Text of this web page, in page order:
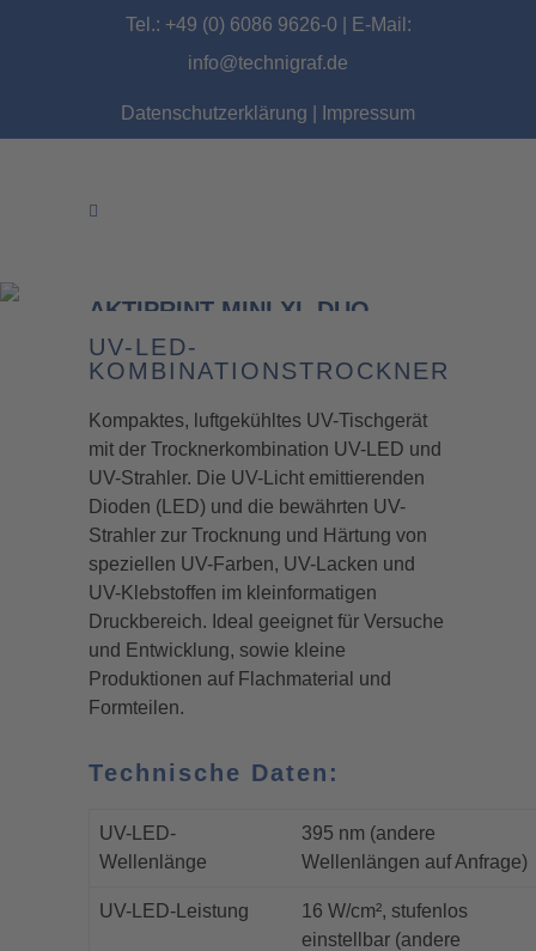
Tel.: +49 (0) 6086 9626-0 | E-Mail:
info@technigraf.de
Datenschutzerklärung Impressum
AKTIPRINT MINI XL DUO
UV-LED-
KOMBINATIONSTROCKNER
Kompaktes, luftgekühltes UV-Tischgerät
mit der Trocknerkombination UV-LED und
UV-Strahler. Die UV-Licht emittierenden
Dioden (LED) und die bewährten UV-
Strahler zur Trocknung und Härtung von
speziellen UV-Farben, UV-Lacken und
UV-Klebstoffen im kleinformatigen
Druckbereich. Ideal geeignet für Versuche
und Entwicklung, sowie kleine
Produktionen auf Flachmaterial und
Formteilen.
Technische Daten:
UV-LED-
Wellenlänge
395 nm (andere
Wellenlängen auf Anfrage)
UV-LED-Leistung
16 W/cm², stufenlos
einstellbar (andere